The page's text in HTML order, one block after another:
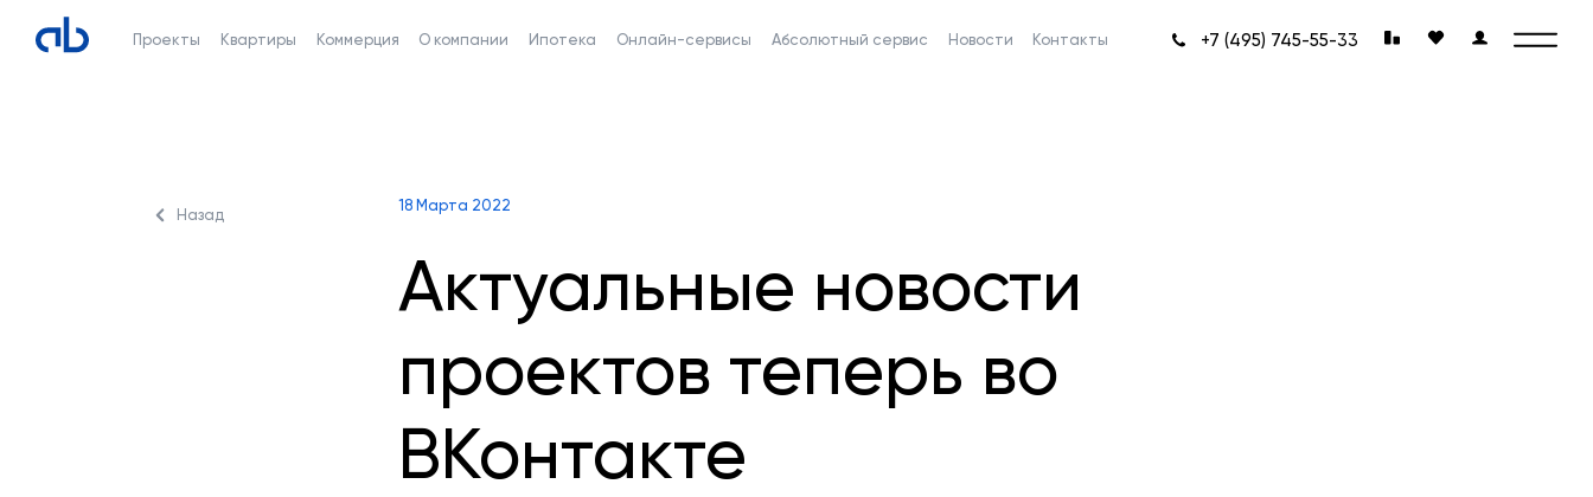
Проекты Квартиры Коммерция О компании Ипотека Онлайн-сервисы Абсолютный сервис Новости Контакты +7 (495) 745-55-33
Назад 18 Марта 2022
Актуальные новости
проектов теперь во
ВКонтакте